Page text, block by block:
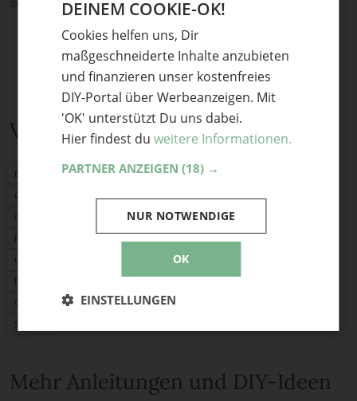
Verwandte Themen
Basteln mit Kindern
Geschenke
Origami
Fimo
Upcycling
Für Kinder
Ostern
Sommer
Mehr Anleitungen und DIY-Ideen
DEINEM COOKIE-OK!
Cookies helfen uns, Dir
maßgeschneiderte Inhalte anzubieten
und finanzieren unser kostenfreies
DIY-Portal über Werbeanzeigen. Mit
'OK' unterstützt Du uns dabei.
Hier findest du weitere Informationen.
PARTNER ANZEIGEN (18) →
OK
NUR NOTWENDIGE
EINSTELLUNGEN